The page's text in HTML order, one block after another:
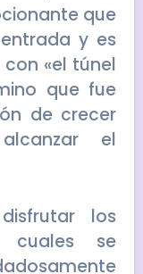
que
y es
«el túnel
que fue
de crecer
el
los
cuales se